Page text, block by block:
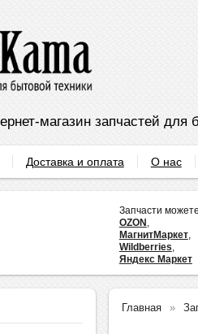
магазин запчастей для
Доставка и оплата О нас
Запчасти
OZON ,
МагнитМаркет,
Wildberries,
Яндекс Маркет
Главная